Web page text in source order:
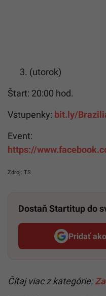
3. (utorok)
Štart: 20:00 hod.
Vstupenky: bit.ly/
Event:
https://
Zdroj: TS
Dostaň Startitup do
Pridať
Čítaj viac z kategórie: